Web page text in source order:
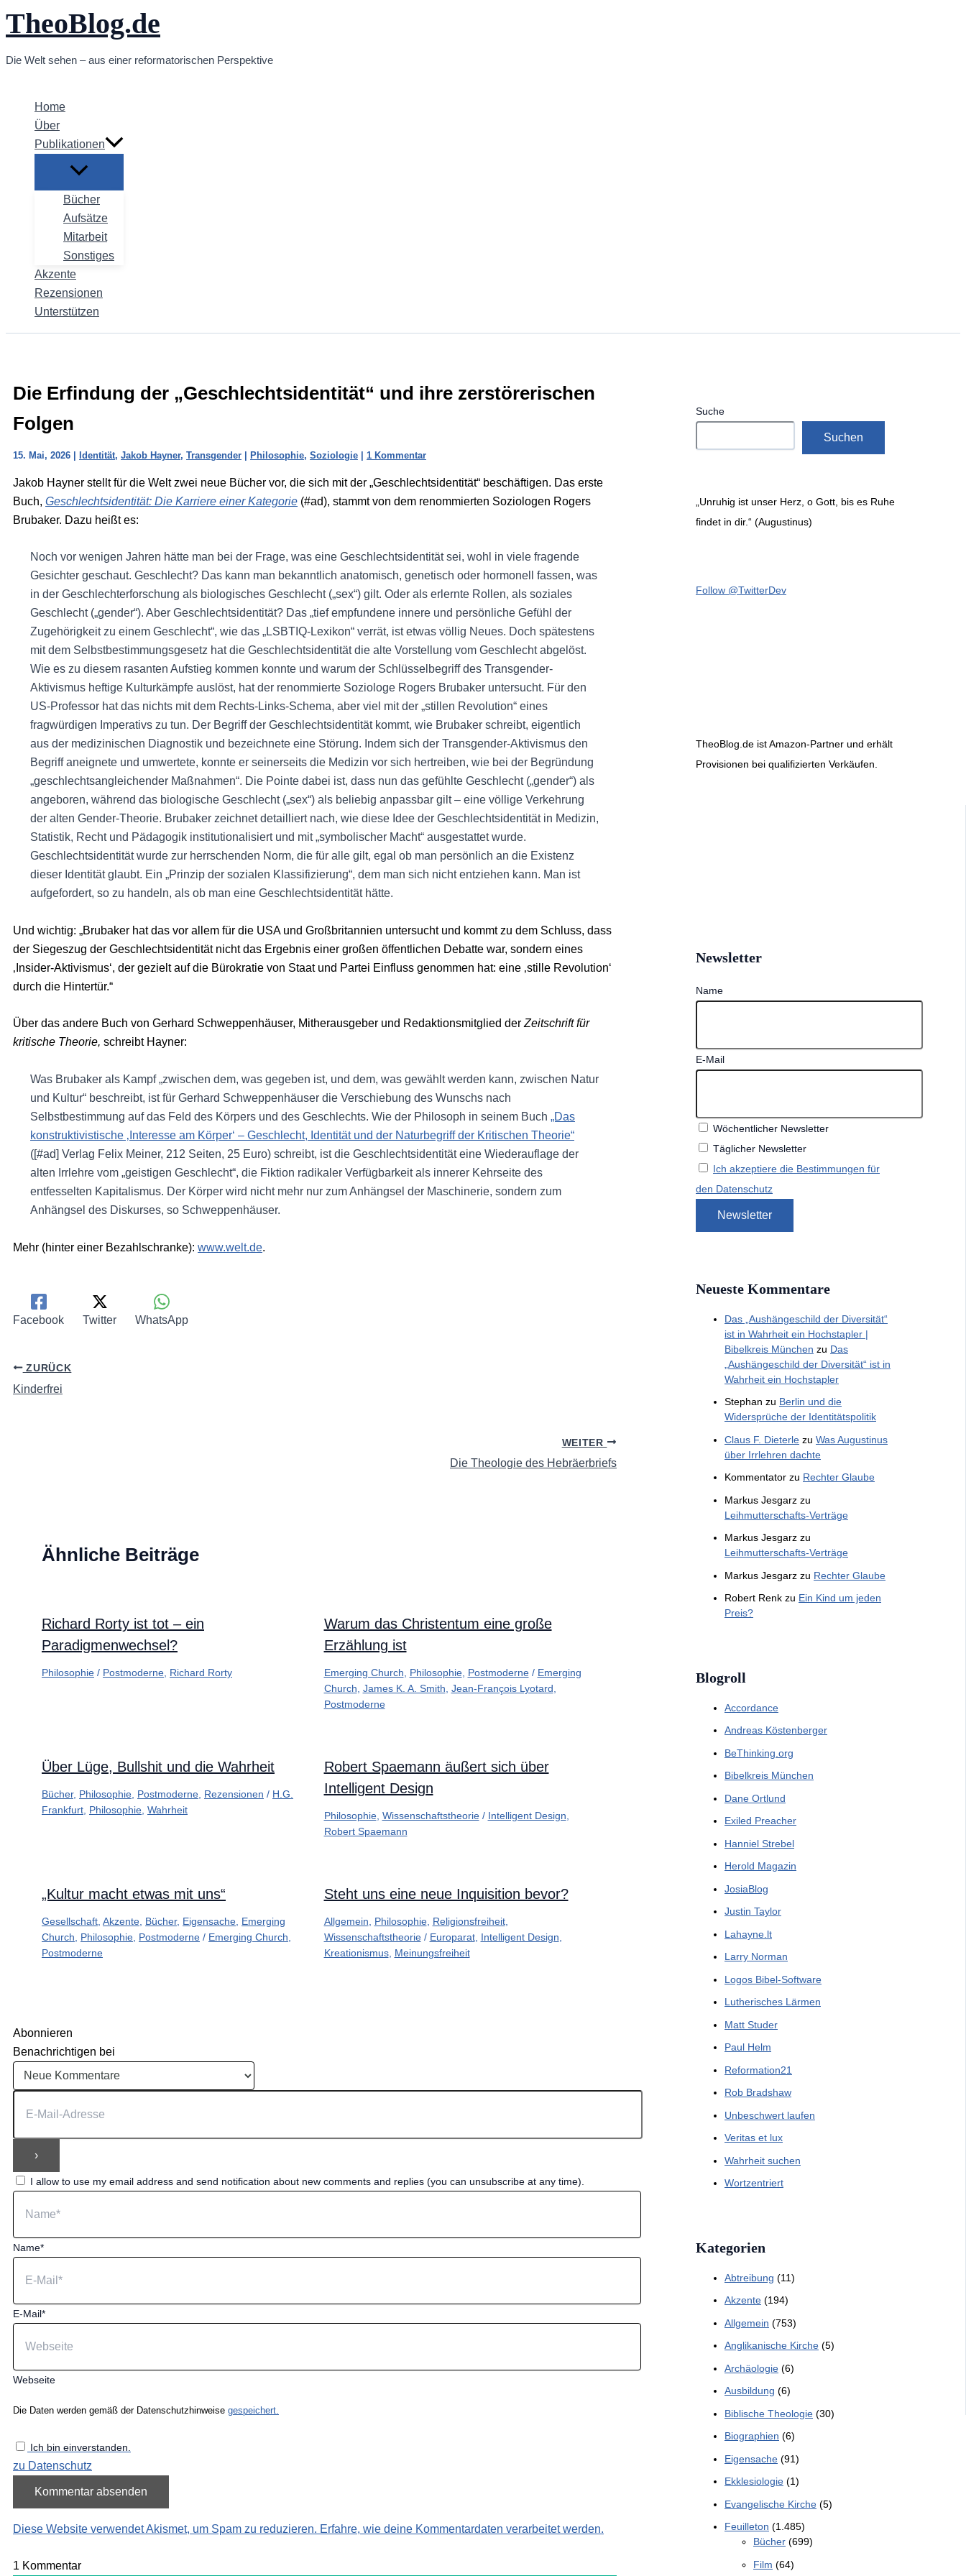
Zum
Inhalt
TheoBlog.de
Die Welt sehen – aus einer reformatorischen Perspektive
Home
Über
Publikationen
Bücher
Aufsätze
Mitarbeit
Sonstiges
Akzente
Rezensionen
Unterstützen
Die Erfindung der „Geschlechtsidentität“ und ihre zerstörerischen
Folgen
15. Mai, 2026 | Identität, Jakob Hayner, Transgender | Philosophie, Soziologie | 1 Kommentar
Jakob Hayner stellt für die Welt zwei neue Bücher vor, die sich mit der „Geschlechtsidentität“ beschäftigen. Das erste
Buch, Geschlechtsidentität: Die Karriere einer Kategorie (#ad), stammt von dem renommierten Soziologen Rogers
Brubaker. Dazu heißt es:
Noch vor wenigen Jahren hätte man bei der Frage, was eine Geschlechtsidentität sei, wohl in viele fragende
Gesichter geschaut. Geschlecht? Das kann man bekanntlich anatomisch, genetisch oder hormonell fassen, was
in der Geschlechterforschung als biologisches Geschlecht („sex“) gilt. Oder als erlernte Rollen, als soziales
Geschlecht („gender“). Aber Geschlechtsidentität? Das „tief empfundene innere und persönliche Gefühl der
Zugehörigkeit zu einem Geschlecht“, wie das „LSBTIQ-Lexikon“ verrät, ist etwas völlig Neues. Doch spätestens
mit dem Selbstbestimmungsgesetz hat die Geschlechtsidentität die alte Vorstellung vom Geschlecht abgelöst.
Wie es zu diesem rasanten Aufstieg kommen konnte und warum der Schlüsselbegriff des Transgender-
Aktivismus heftige Kulturkämpfe auslöst, hat der renommierte Soziologe Rogers Brubaker untersucht. Für den
US-Professor hat das nichts mit dem Rechts-Links-Schema, aber viel mit der „stillen Revolution“ eines
fragwürdigen Imperativs zu tun. Der Begriff der Geschlechtsidentität kommt, wie Brubaker schreibt, eigentlich
aus der medizinischen Diagnostik und bezeichnete eine Störung. Indem sich der Transgender-Aktivismus den
Begriff aneignete und umwertete, konnte er seinerseits die Medizin vor sich hertreiben, wie bei der Begründung
„geschlechtsangleichender Maßnahmen“. Die Pointe dabei ist, dass nun das gefühlte Geschlecht („gender“) als
angeboren, während das biologische Geschlecht („sex“) als beliebig anpassbar gilt – eine völlige Verkehrung
der alten Gender-Theorie. Brubaker zeichnet detailliert nach, wie diese Idee der Geschlechtsidentität in Medizin,
Statistik, Recht und Pädagogik institutionalisiert und mit „symbolischer Macht“ ausgestattet wurde.
Geschlechtsidentität wurde zur herrschenden Norm, die für alle gilt, egal ob man persönlich an die Existenz
dieser Identität glaubt. Ein „Prinzip der sozialen Klassifizierung“, dem man sich nicht entziehen kann. Man ist
aufgefordert, so zu handeln, als ob man eine Geschlechtsidentität hätte.
Und wichtig: „Brubaker hat das vor allem für die USA und Großbritannien untersucht und kommt zu dem Schluss, dass
der Siegeszug der Geschlechtsidentität nicht das Ergebnis einer großen öffentlichen Debatte war, sondern eines
‚Insider-Aktivismus‘, der gezielt auf die Bürokratie von Staat und Partei Einfluss genommen hat: eine ‚stille Revolution‘
durch die Hintertür.“
Über das andere Buch von Gerhard Schweppenhäuser, Mitherausgeber und Redaktionsmitglied der Zeitschrift für
kritische Theorie, schreibt Hayner:
Was Brubaker als Kampf „zwischen dem, was gegeben ist, und dem, was gewählt werden kann, zwischen Natur
und Kultur“ beschreibt, ist für Gerhard Schweppenhäuser die Verschiebung des Wunschs nach
Selbstbestimmung auf das Feld des Körpers und des Geschlechts. Wie der Philosoph in seinem Buch „Das
konstruktivistische ‚Interesse am Körper‘ – Geschlecht, Identität und der Naturbegriff der Kritischen Theorie“
([#ad] Verlag Felix Meiner, 212 Seiten, 25 Euro) schreibt, ist die Geschlechtsidentität eine Wiederauflage der
alten Irrlehre vom „geistigen Geschlecht“, die Fiktion radikaler Verfügbarkeit als innerer Kehrseite des
entfesselten Kapitalismus. Der Körper wird nicht mehr nur zum Anhängsel der Maschinerie, sondern zum
Anhängsel des Diskurses, so Schweppenhäuser.
Mehr (hinter einer Bezahlschranke): www.welt.de.
Facebook Twitter WhatsApp
ZURÜCK
Kinderfrei
WEITER
Die Theologie des Hebräerbriefs
Ähnliche Beiträge
Richard Rorty ist tot – ein
Paradigmenwechsel?
Philosophie / Postmoderne Richard Rorty
Warum das Christentum eine große
Erzählung ist
Emerging Church Philosophie, Postmoderne/ Emerging
Church James K. A. Smith Jean-François Lyotard
Postmoderne
Über Lüge, Bullshit und die Wahrheit
Bücher, Philosophie Postmoderne Rezensionen / H.G.
Frankfurt Philosophie Wahrheit
Robert Spaemann äußert sich über
Intelligent Design
Philosophie, Wissenschaftstheorie/ Intelligent Design
Robert Spaemann
„Kultur macht etwas mit uns“
Gesellschaft Akzente Bücher, Eigensache Emerging
Church
Philosophie Postmoderne / Emerging Church
Postmoderne
Steht uns eine neue Inquisition bevor?
Allgemein Philosophie, Religionsfreiheit,
Wissenschaftstheorie/ Europarat, Intelligent Design
Kreationismus, Meinungsfreiheit
Abonnieren
Benachrichtigen bei
I allow to use my email address and send notification about new comments and replies (you can unsubscribe at any time).
Name*
E-Mail*
Webseite
Die Daten werden gemäß der Datenschutzhinweise gespeichert.
Ich bin einverstanden.
zu Datenschutz
Diese Website verwendet Akismet, um Spam zu reduzieren. Erfahre, wie deine Kommentardaten verarbeitet werden.
1 Kommentar
Suche
Suchen
„Unruhig ist unser Herz, o Gott, bis es Ruhe
findet in dir.“ (Augustinus)
Follow @TwitterDev
TheoBlog.de ist Amazon-Partner und erhält
Provisionen bei qualifizierten Verkäufen.
Newsletter
Name
E-Mail
Wöchentlicher Newsletter
Täglicher Newsletter
Ich akzeptiere die Bestimmungen für
den Datenschutz
Neueste Kommentare
Das „Aushängeschild der Diversität“
ist in Wahrheit ein Hochstapler |
Bibelkreis München zu Das
„Aushängeschild der Diversität“ ist in
Wahrheit ein Hochstapler
Stephan zu Berlin und die
Widersprüche der Identitätspolitik
Claus F. Dieterle zu Was Augustinus
über Irrlehren dachte
Kommentator zu Rechter Glaube
Markus Jesgarz zu
Leihmutterschafts-Verträge
Markus Jesgarz zu
Leihmutterschafts-Verträge
Markus Jesgarz zu Rechter Glaube
Robert Renk zu Ein Kind um jeden
Preis?
Blogroll
Accordance
Andreas Köstenberger
BeThinking.org
Bibelkreis München
Dane Ortlund
Exiled Preacher
Hanniel Strebel
Herold Magazin
JosiaBlog
Justin Taylor
Lahayne.lt
Larry Norman
Logos Bibel-Software
Lutherisches Lärmen
Matt Studer
Paul Helm
Reformation21
Rob Bradshaw
Unbeschwert laufen
Veritas et lux
Wahrheit suchen
Wortzentriert
Kategorien
Abtreibung (11)
Akzente (194)
Allgemein (753)
Anglikanische Kirche (5)
Archäologie (6)
Ausbildung (6)
Biblische Theologie (30)
Biographien (6)
Eigensache (91)
Ekklesiologie (1)
Evangelische Kirche (5)
Feuilleton (1.485)
Bücher (699)
Film (64)